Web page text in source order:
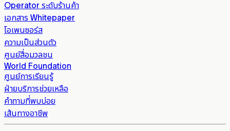
Operator ระดับร้านค้า
เอกสาร Whitepaper
โอเพนซอร์ส
ความเป็นส่วนตัว
ศูนย์สื่อมวลชน
World Foundation
ศูนย์การเรียนรู้
ฝ่ายบริการช่วยเหลือ
คำถามที่พบบ่อย
เส้นทางอาชีพ